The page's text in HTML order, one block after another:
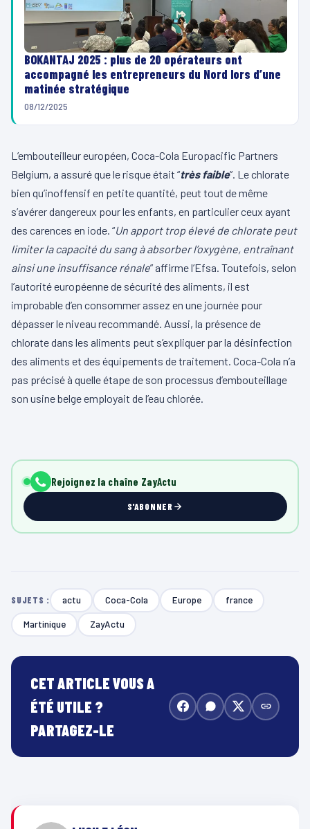
BOKANTAJ 2025 : plus de 20 opérateurs ont
accompagné les entrepreneurs du Nord lors d’une
matinée stratégique
08/12/2025
L’embouteilleur européen, Coca-Cola Europacific Partners
Belgium, a assuré que le risque était “très faible”. Le chlorate
bien qu’inoffensif en petite quantité, peut tout de même
s’avérer dangereux pour les enfants, en particulier ceux ayant
des carences en iode. “Un apport trop élevé de chlorate peut
limiter la capacité du sang à absorber l’oxygène, entraînant
ainsi une insuffisance rénale” affirme l’Efsa. Toutefois, selon
l’autorité européenne de sécurité des aliments, il est
improbable d’en consommer assez en une journée pour
dépasser le niveau recommandé. Aussi, la présence de
chlorate dans les aliments peut s’expliquer par la désinfection
des aliments et des équipements de traitement. Coca-Cola n’a
pas précisé à quelle étape de son processus d’embouteillage
son usine belge employait de l’eau chlorée.
Rejoignez la chaîne ZayActu
S'ABONNER
SUJETS : actu Coca-Cola Europe france
Martinique ZayActu
CET ARTICLE VOUS A
ÉTÉ UTILE ?
PARTAGEZ-LE